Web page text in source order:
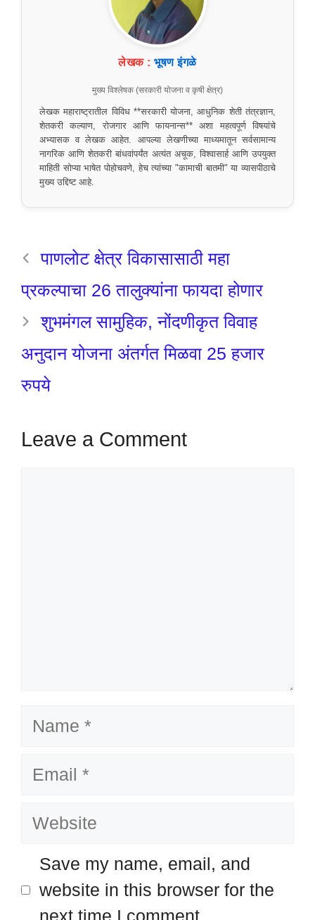
लेखक : भूषण इंगळे
मुख्य विश्लेषक (सरकारी योजना व कृषी क्षेत्र)
लेखक महाराष्ट्रातील विविध **सरकारी योजना, आधुनिक शेती तंत्रज्ञान,
शेतकरी कल्याण, रोजगार आणि फायनान्स** अशा महत्वपूर्ण विषयांचे
अभ्यासक व लेखक आहेत. आपल्या लेखणीच्या माध्यमातून सर्वसामान्य
नागरिक आणि शेतकरी बांधवांपर्यंत अत्यंत अचूक, विश्वासार्ह आणि उपयुक्त
माहिती सोप्या भाषेत पोहोचवणे, हेच त्यांच्या "कामाची बातमी" या व्यासपीठाचे
मुख्य उद्दिष्ट आहे.
पाणलोट क्षेत्र विकासासाठी महा
प्रकल्पाचा 26 तालुक्यांना फायदा होणार
शुभमंगल सामुहिक, नोंदणीकृत विवाह
अनुदान योजना अंतर्गत मिळवा 25 हजार
रुपये
Leave a Comment
Name
Email
Website
Save my name, email, and
website in this browser for the